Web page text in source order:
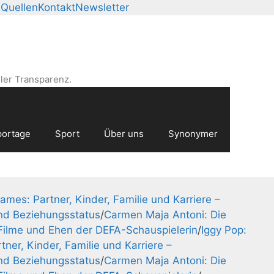
releases,
QuellenKontaktNewsletter
Transparenz.
Sport Über uns Synonymer
Partner, Kinder, Familie und Karriere –
Beziehungsstatus/Carmen Maja Antoni: Die
und Ehen der DEFA-Schauspielerin/Iggy Pop:
Kinder, Familie und Karriere –
Beziehungsstatus/Carmen Maja Antoni: Die